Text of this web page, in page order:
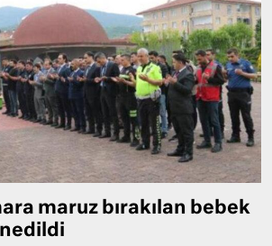
maruz bırakılan bebek